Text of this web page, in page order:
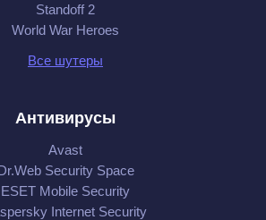
Standoff 2
World War Heroes
Все шутеры
Антивирусы
Avast
Security Space
ESET Mobile Security
Internet Security